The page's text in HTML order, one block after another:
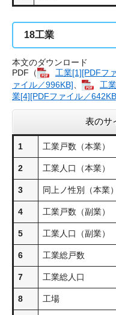
18工業
本文のダウンロード
PDF（
工業[1][PDFフ
ァイル／996KB]
工
業[4][PDFファイル／
表のサ
1 工業戸数（本業）
2 工業人口（本業）
3 同上ノ性別（本業）
4 工業戸数（副業）
5 工業人口（副業）
6 工業総戸数
7 工業総人口
8 工場